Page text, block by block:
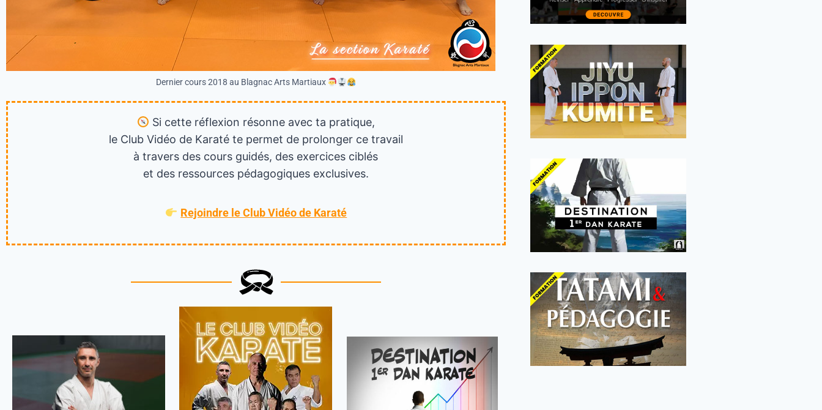
Dernier cours 2018 au Blagnac Arts Martiaux
Si cette réflexion résonne avec ta pratique,
le Club Vidéo de Karaté te permet de prolonger ce travail
à travers des cours guidés, des exercices ciblés
et des ressources pédagogiques exclusives.
Rejoindre le Club Vidéo de Karaté